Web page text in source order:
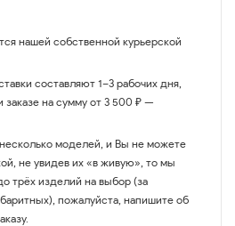
нашей собственной курьерской
составляют 1–3 рабочих дня,
на сумму от 3 500 ₽ —
моделей, и Вы не можете
не увидев их «в живую», то мы
трёх изделий на выбор (за
пожалуйста, напишите об